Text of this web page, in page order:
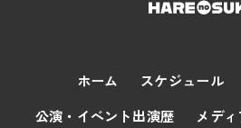
ホーム スケジュール
公演・イベント出演歴
メデ